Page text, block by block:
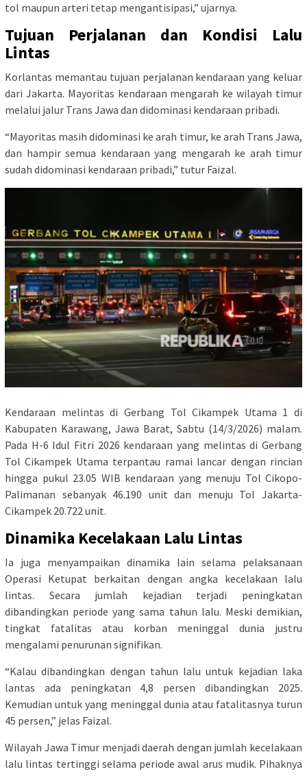
tol maupun arteri tetap mengantisipasi,” ujarnya.
Tujuan Perjalanan dan Kondisi Lalu
Lintas
Korlantas memantau tujuan perjalanan kendaraan yang keluar
dari Jakarta. Mayoritas kendaraan mengarah ke wilayah timur
melalui jalur Trans Jawa dan didominasi kendaraan pribadi.
“Mayoritas masih didominasi ke arah timur, ke arah Trans Jawa,
dan hampir semua kendaraan yang mengarah ke arah timur
sudah didominasi kendaraan pribadi,” tutur Faizal.
Kendaraan melintas di Gerbang Tol Cikampek Utama 1 di
Kabupaten Karawang, Jawa Barat, Sabtu (14/3/2026) malam.
Pada H-6 Idul Fitri 2026 kendaraan yang melintas di Gerbang
Tol Cikampek Utama terpantau ramai lancar dengan rincian
hingga pukul 23.05 WIB kendaraan yang menuju Tol Cikopo-
Palimanan sebanyak 46.190 unit dan menuju Tol Jakarta-
Cikampek 20.722 unit.
Dinamika Kecelakaan Lalu Lintas
Ia juga menyampaikan dinamika lain selama pelaksanaan
Operasi Ketupat berkaitan dengan angka kecelakaan lalu
lintas. Secara jumlah kejadian terjadi peningkatan
dibandingkan periode yang sama tahun lalu. Meski demikian,
tingkat fatalitas atau korban meninggal dunia justru
mengalami penurunan signifikan.
“Kalau dibandingkan dengan tahun lalu untuk kejadian laka
lantas ada peningkatan 4,8 persen dibandingkan 2025.
Kemudian untuk yang meninggal dunia atau fatalitasnya turun
45 persen,” jelas Faizal.
Wilayah Jawa Timur menjadi daerah dengan jumlah kecelakaan
lalu lintas tertinggi selama periode awal arus mudik. Pihaknya